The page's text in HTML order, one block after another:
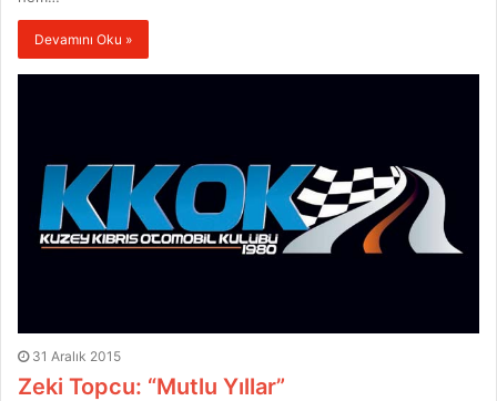
Devamını Oku »
31 Aralık 2015
Zeki Topcu: “Mutlu Yıllar”